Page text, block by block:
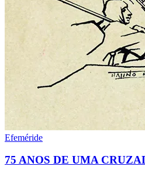
Efeméride
75 ANOS DE UMA